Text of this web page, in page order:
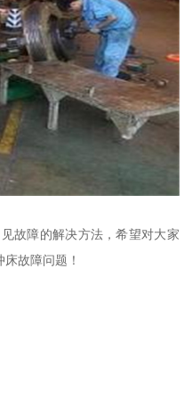
故障的解决方法，希望对大家
故障问题！